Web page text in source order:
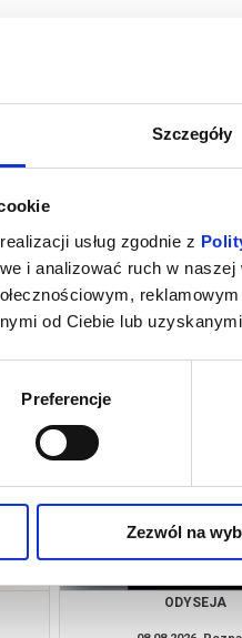
Szczegóły
usług zgodnie z
i analizować ruch w
od Ciebie lub
Preferencje
Zezwól na
bilet
GORZKIE
ODYSEJA